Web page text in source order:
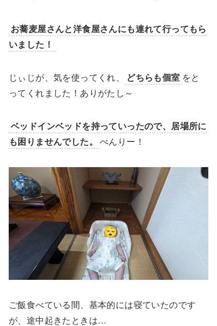
お蕎麦屋さんと洋食屋さんにも連れて行ってもら
いました！
じぃじが、気を使ってくれ、 どちらも個室 をと
ってくれました！ありがたし～
ベッドインベッドを持っていったので、居場所に
も困りませんでした。
べんりー！
ご飯食べている間、基本的には寝ていたのです
が、途中起きたときは…